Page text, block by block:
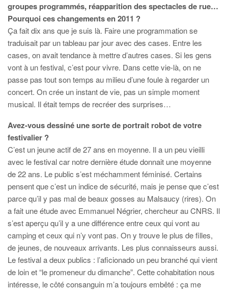
groupes programmés, réapparition des spectacles de rue…
Pourquoi ces changements en 2011 ?
Ça fait dix ans que je suis là. Faire une programmation se
traduisait par un tableau par jour avec des cases. Entre les
cases, on avait tendance à mettre d’autres cases. Si les gens
vont à un festival, c’est pour vivre. Dans cette vie-là, on ne
passe pas tout son temps au milieu d’une foule à regarder un
concert. On crée un instant de vie, pas un simple moment
musical. Il était temps de recréer des surprises…
Avez-vous dessiné une sorte de portrait robot de votre
festivalier ?
C’est un jeune actif de 27 ans en moyenne. Il a un peu vieilli
avec le festival car notre dernière étude donnait une moyenne
de 22 ans. Le public s’est méchamment féminisé. Certains
pensent que c’est un indice de sécurité, mais je pense que c’est
parce qu’il y pas mal de beaux gosses au Malsaucy (rires). On
a fait une étude avec Emmanuel Négrier, chercheur au CNRS. Il
s’est aperçu qu’il y a une différence entre ceux qui vont au
camping et ceux qui n’y vont pas. On y trouve le plus de filles,
de jeunes, de nouveaux arrivants. Les plus connaisseurs aussi.
Le festival a deux publics : l’aficionado un peu branché qui vient
de loin et “le promeneur du dimanche”. Cette cohabitation nous
intéresse, le côté consanguin m’a toujours embêté : ça me